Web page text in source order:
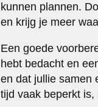
kunnen plannen.
en krijg je meer
Een goede
hebt bedacht en
en dat jullie samen
tijd vaak beperkt